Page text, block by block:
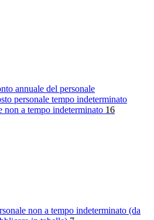
annuale del personale
personale tempo indeterminato
non a tempo indeterminato 16
non a tempo indeterminato (da